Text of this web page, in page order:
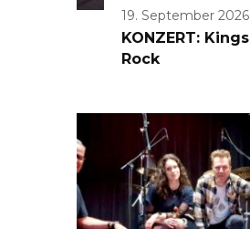
19. September 2026
KONZERT: Kings
Rock